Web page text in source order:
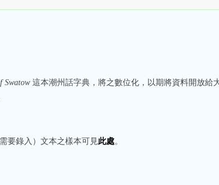
Swatow這本潮州話字典，將之數位化，以期將資料開放給大
要錄入）文本之樣本可見此處。